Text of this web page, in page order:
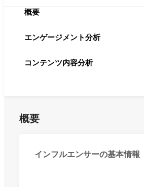
概要
エンゲージメント分析
コンテンツ内容分析
概要
インフルエンサーの基本情報